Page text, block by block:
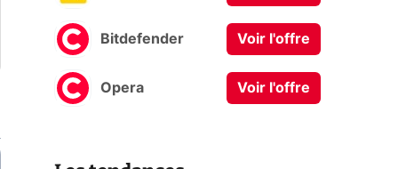
Bitdefender Voir l'offre
Opera Voir l'offre